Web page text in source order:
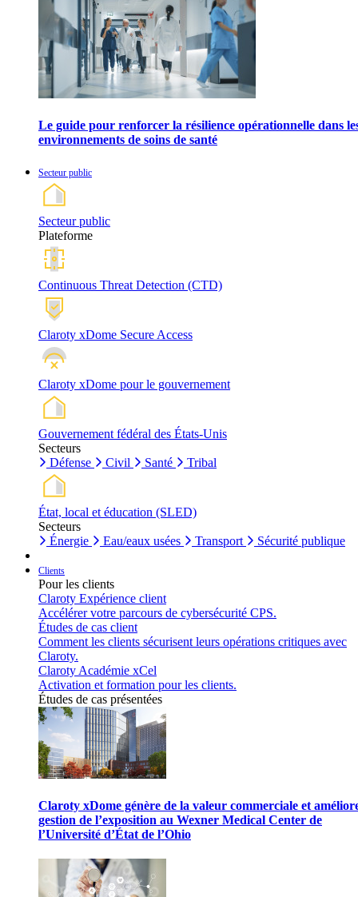
Le guide pour renforcer la résilience opérationnelle dans
environnements de soins de santé
Secteur public
Secteur public
Plateforme
Continuous Threat Detection (CTD)
Claroty xDome Secure Access
Claroty xDome pour le gouvernement
Gouvernement fédéral des États-Unis
Secteurs
Défense
Civil Santé Tribal
État, local et éducation (SLED)
Secteurs
Énergie
Eau/eaux usées Transport Sécurité publique
Clients
Pour les clients
Claroty Expérience client
Accélérer votre parcours de cybersécurité CPS.
Études de cas client
Comment les clients sécurisent leurs opérations critiques avec
Claroty.
Claroty Académie xCel
Activation et formation pour les clients.
Études de cas présentées
Claroty xDome génère de la valeur commerciale et
gestion de l’exposition au Wexner Medical Center de
l’Université d’État de l’Ohio